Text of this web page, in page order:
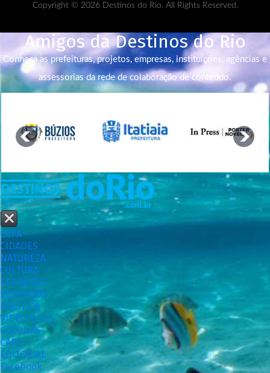
Copyright © 2026 Destinos do Rio. All Rights Reserved.
Amigos da Destinos do Rio
Conheça as prefeituras, projetos, empresas, instituições, agências e
assessorias da rede de colaboração de conteúdo.